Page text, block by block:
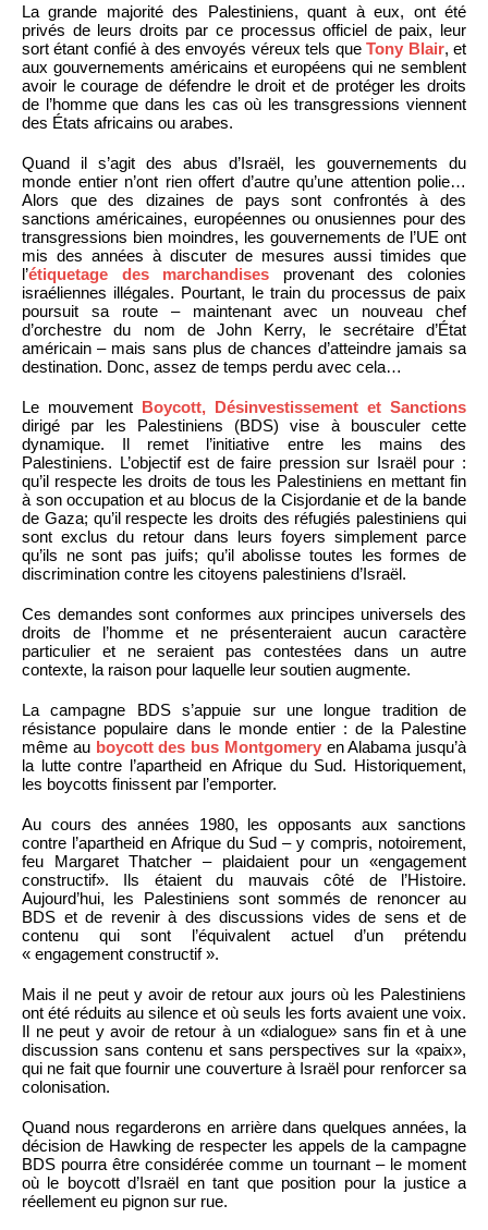
La grande majorité des Palestiniens, quant à eux, ont été
privés de leurs droits par ce processus officiel de paix, leur
sort étant confié à des envoyés véreux tels queTony Blair, et
aux gouvernements américains et européens qui ne semblent
avoir le courage de défendre le droit et de protéger les droits
de l’homme que dans les cas où les transgressions viennent
des États africains ou arabes.
Quand il s’agit des abus d’Israël, les gouvernements du
monde entier n’ont rien offert d’autre qu’une attention polie…
Alors que des dizaines de pays sont confrontés à des
sanctions américaines, européennes ou onusiennes pour des
transgressions bien moindres, les gouvernements de l’UE ont
mis des années à discuter de mesures aussi timides que
l’étiquetage des marchandises provenant des colonies
israéliennes illégales. Pourtant, le train du processus de paix
poursuit sa route – maintenant avec un nouveau chef
d’orchestre du nom de John Kerry, le secrétaire d’État
américain – mais sans plus de chances d’atteindre jamais sa
destination. Donc, assez de temps perdu avec cela…
Le mouvement Boycott, Désinvestissement et Sanctions
dirigé par les Palestiniens (BDS) vise à bousculer cette
dynamique. Il remet l’initiative entre les mains des
Palestiniens. L’objectif est de faire pression sur Israël pour :
qu’il respecte les droits de tous les Palestiniens en mettant fin
à son occupation et au blocus de la Cisjordanie et de la bande
de Gaza; qu’il respecte les droits des réfugiés palestiniens qui
sont exclus du retour dans leurs foyers simplement parce
qu’ils ne sont pas juifs; qu’il abolisse toutes les formes de
discrimination contre les citoyens palestiniens d’Israël.
Ces demandes sont conformes aux principes universels des
droits de l’homme et ne présenteraient aucun caractère
particulier et ne seraient pas contestées dans un autre
contexte, la raison pour laquelle leur soutien augmente.
La campagne BDS s’appuie sur une longue tradition de
résistance populaire dans le monde entier : de la Palestine
même au boycott des bus Montgomeryen Alabama jusqu’à
la lutte contre l’apartheid en Afrique du Sud. Historiquement,
les boycotts finissent par l’emporter.
Au cours des années 1980, les opposants aux sanctions
contre l’apartheid en Afrique du Sud – y compris, notoirement,
feu Margaret Thatcher – plaidaient pour un «engagement
constructif». Ils étaient du mauvais côté de l’Histoire.
Aujourd’hui, les Palestiniens sont sommés de renoncer au
BDS et de revenir à des discussions vides de sens et de
contenu qui sont l’équivalent actuel d’un prétendu
« engagement constructif ».
Mais il ne peut y avoir de retour aux jours où les Palestiniens
ont été réduits au silence et où seuls les forts avaient une voix.
Il ne peut y avoir de retour à un «dialogue» sans fin et à une
discussion sans contenu et sans perspectives sur la «paix»,
qui ne fait que fournir une couverture à Israël pour renforcer sa
colonisation.
Quand nous regarderons en arrière dans quelques années, la
décision de Hawking de respecter les appels de la campagne
BDS pourra être considérée comme un tournant – le moment
où le boycott d’Israël en tant que position pour la justice a
réellement eu pignon sur rue.